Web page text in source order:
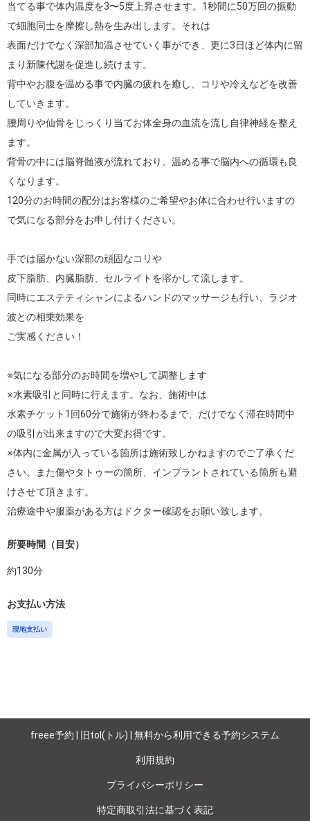
当てる事で体内温度を3〜5度上昇させます。1秒間に50万回の振動
で細胞同士を摩擦し熱を生み出します。それは
表面だけでなく深部加温させていく事ができ、更に3日ほど体内に留
まり新陳代謝を促進し続けます。
背中やお腹を温める事で内臓の疲れを癒し、コリや冷えなどを改善
していきます。
腰周りや仙骨をじっくり当てお体全身の血流を流し自律神経を整え
ます。
背骨の中には脳脊髄液が流れており、温める事で脳内への循環も良
くなります。
120分のお時間の配分はお客様のご希望やお体に合わせ行いますの
で気になる部分をお申し付けください。
手では届かない深部の頑固なコリや
皮下脂肪、内臓脂肪、セルライトを溶かして流します。
同時にエステティシャンによるハンドのマッサージも行い、ラジオ
波との相乗効果を
ご実感ください！
※気になる部分のお時間を増やして調整します
※水素吸引と同時に行えます。なお、施術中は
水素チケット1回60分で施術が終わるまで、だけでなく滞在時間中
の吸引が出来ますので大変お得です。
※体内に金属が入っている箇所は施術致しかねますのでご了承くだ
さい。また傷やタトゥーの箇所、インプラントされている箇所も避
けさせて頂きます。
治療途中や服薬がある方はドクター確認をお願い致します。
所要時間（目安）
約130分
お支払い方法
現地支払い
freee予約 | 旧tol(トル) | 無料から利用できる予約システム
利用規約
プライバシーポリシー
特定商取引法に基づく表記